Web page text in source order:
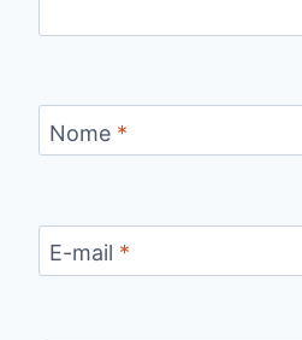
Nome *
E-mail *